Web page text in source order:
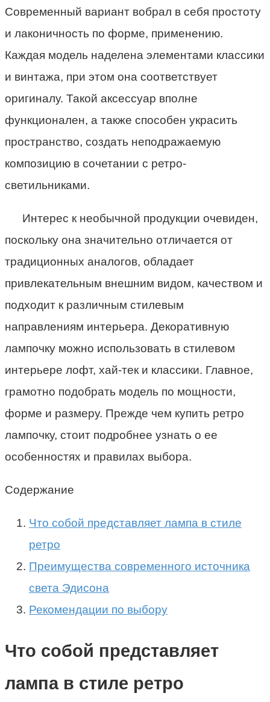
Современный вариант вобрал в себя простоту
и лаконичность по форме, применению.
Каждая модель наделена элементами классики
и винтажа, при этом она соответствует
оригиналу. Такой аксессуар вполне
функционален, а также способен украсить
пространство, создать неподражаемую
композицию в сочетании с ретро-
светильниками.
Интерес к необычной продукции очевиден,
поскольку она значительно отличается от
традиционных аналогов, обладает
привлекательным внешним видом, качеством и
подходит к различным стилевым
направлениям интерьера. Декоративную
лампочку можно использовать в стилевом
интерьере лофт, хай-тек и классики. Главное,
грамотно подобрать модель по мощности,
форме и размеру. Прежде чем купить ретро
лампочку, стоит подробнее узнать о ее
особенностях и правилах выбора.
Содержание
Что собой представляет лампа в стиле
ретро
Преимущества современного источника
света Эдисона
Рекомендации по выбору
Что собой представляет
лампа в стиле ретро